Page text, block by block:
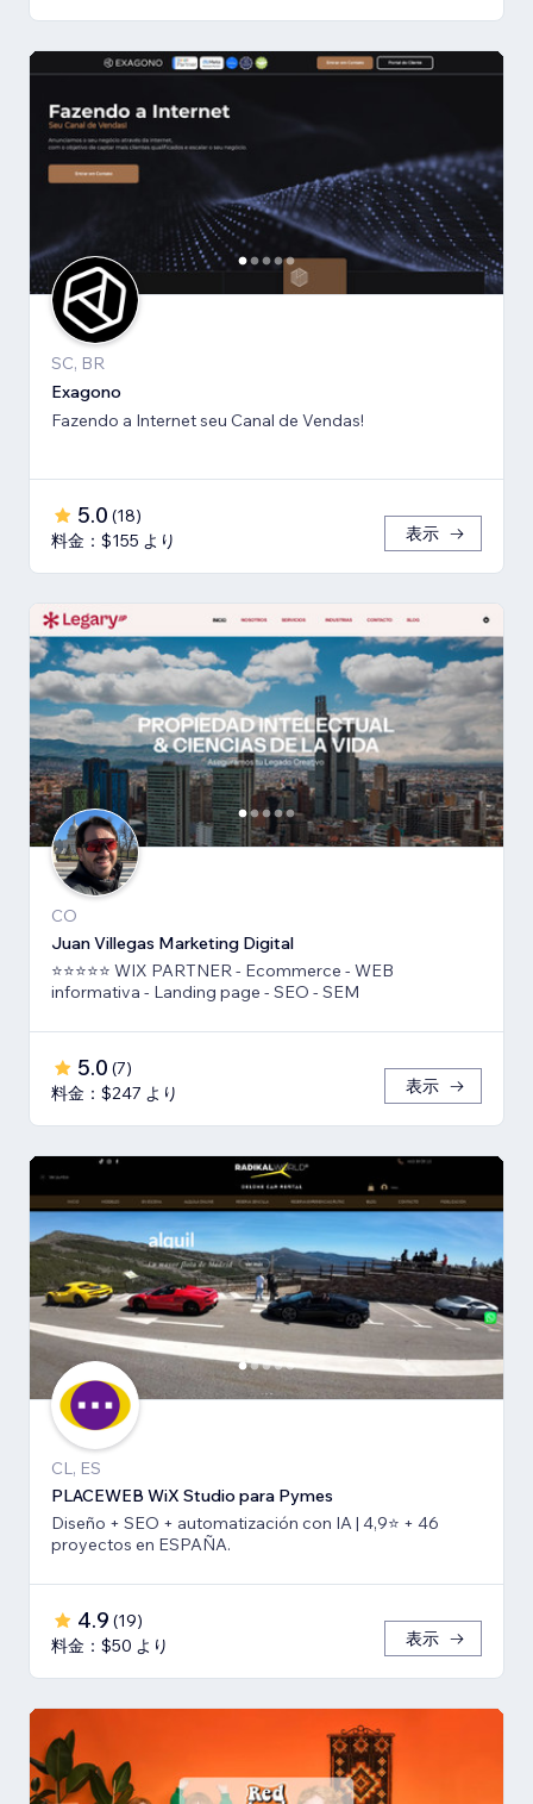
SC, BR
Exagono
Fazendo a Internet seu Canal de Vendas!
5.0 (18)
料金：$155 より
表示
CO
Juan Villegas Marketing Digital
⭐⭐⭐⭐⭐ WIX PARTNER - Ecommerce - WEB
informativa - Landing page - SEO - SEM
5.0 (7)
料金：$247 より
表示
CL, ES
PLACEWEB WiX Studio para Pymes
Diseño + SEO + automatización con IA | 4,9⭐️ + 46
proyectos en ESPAÑA.
4.9 (19)
料金：$50 より
表示